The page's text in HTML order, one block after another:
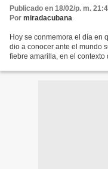
Publicado en 18/02/p. m.
Por miradacubana
Hoy se conmemora el día en
dio a conocer ante el mundo
fiebre amarilla, en el